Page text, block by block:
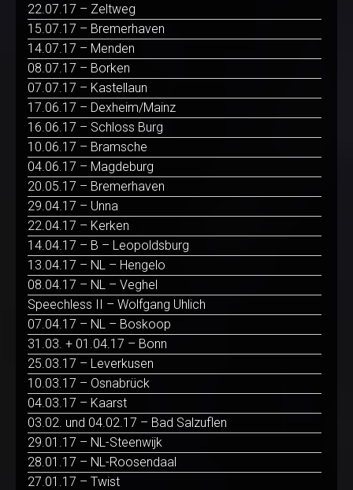
22.07.17 – Zeltweg
15.07.17 – Bremerhaven
14.07.17 – Menden
08.07.17 – Borken
07.07.17 – Kastellaun
17.06.17 – Dexheim/Mainz
16.06.17 – Schloss Burg
10.06.17 – Bramsche
04.06.17 – Magdeburg
20.05.17 – Bremerhaven
29.04.17 – Unna
22.04.17 – Kerken
14.04.17 – B – Leopoldsburg
13.04.17 – NL – Hengelo
08.04.17 – NL – Veghel
Speechless II – Wolfgang Uhlich
07.04.17 – NL – Boskoop
31.03. + 01.04.17 – Bonn
25.03.17 – Leverkusen
10.03.17 – Osnabrück
04.03.17 – Kaarst
03.02. und 04.02.17 – Bad Salzuflen
29.01.17 – NL-Steenwijk
28.01.17 – NL-Roosendaal
27.01.17 – Twist